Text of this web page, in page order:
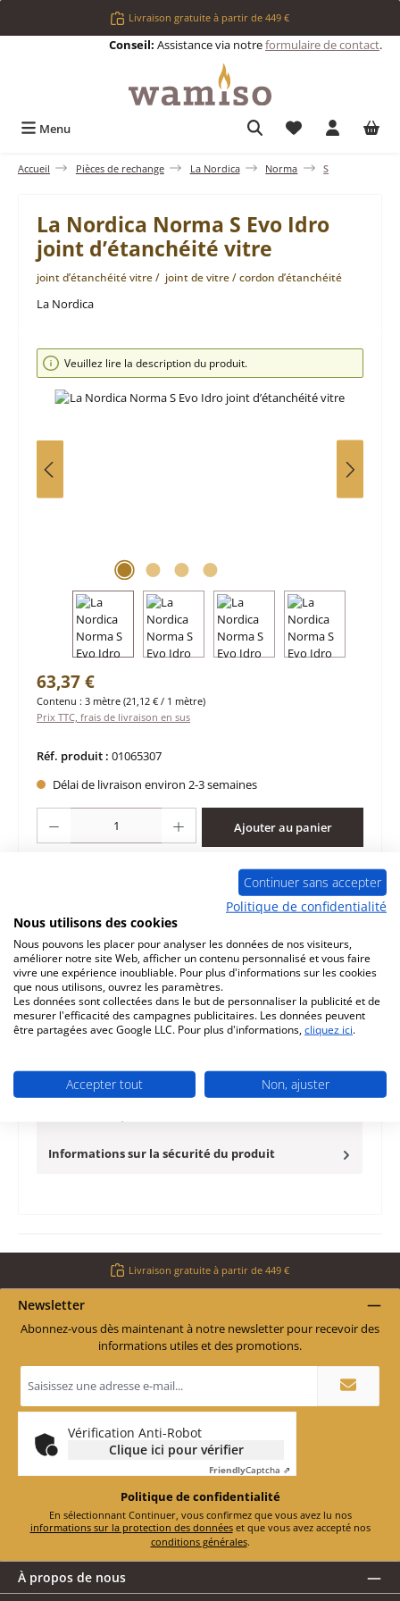
Passer au contenu principalLivraison gratuite à partir de 449 €
Conseil: Assistance via notreformulaire de contact.
Menu Vous avez 0
Accueil Pièces de rechange La Nordica Norma S
La Nordica Norma S Evo Idro
joint d’étanchéité vitre
joint d’étanchéité vitre / joint de vitre / cordon d’étanchéité
La Nordica
Ignorer la galerie d'images
Veuillez lire la description du produit.
Prix régulier :
63,37 €
Contenu : 3 mètre (21,12 € / 1 mètre)
Prix TTC, frais de livraison en sus
Réf. produit : 01065307
Délai de livraison environ 2-3 semaines
Ajouter au panier
Question sur le produit
Description
joint d’éta…
Plus
Informations sur la sécurité du produit
Livraison gratuite à partir de 449 €
Newsletter
Abonnez-vous dès maintenant à notre newsletter pour recevoir des
informations utiles et des promotions.
e-
*
Vérification Anti-Robot
Clique ici pour vérifier
FriendlyCaptcha ⇗
Politique de confidentialité
En sélectionnant Continuer, vous confirmez que vous avez lu nos
informations sur la protection des données
et que vous avez accepté nos
conditions générales.
À propos de nous
Continuer sans accepter
Politique de confidentialité
Nous utilisons des cookies
Nous pouvons les placer pour analyser les données de nos visiteurs,
améliorer notre site Web, afficher un contenu personnalisé et vous faire
vivre une expérience inoubliable. Pour plus d'informations sur les cookies
que nous utilisons, ouvrez les paramètres.
Les données sont collectées dans le but de personnaliser la publicité et de
mesurer l'efficacité des campagnes publicitaires. Les données peuvent
être partagées avec Google LLC. Pour plus d'informations,cliquez ici.
Accepter tout Non, ajuster